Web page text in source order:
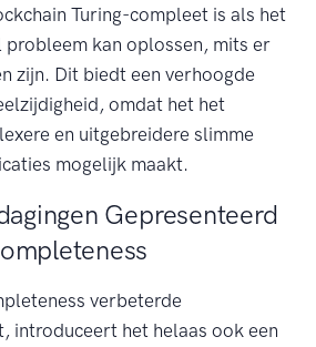
Turing-compleet is als het
kan oplossen, mits er
zijn. Dit biedt een verhoogde
omdat het het
en uitgebreidere slimme
mogelijk maakt.
Gepresenteerd
verbeterde
introduceert het helaas ook een